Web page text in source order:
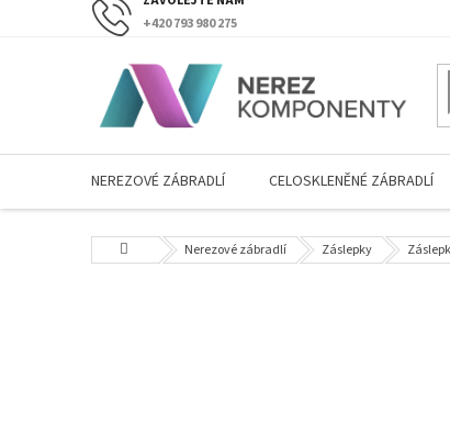
+420 793 980 275
NEREZOVÉ ZÁBRADLÍ CELOSKLENĚNÉ ZÁBRADLÍ
Domů Nerezové zábradlí Záslepky